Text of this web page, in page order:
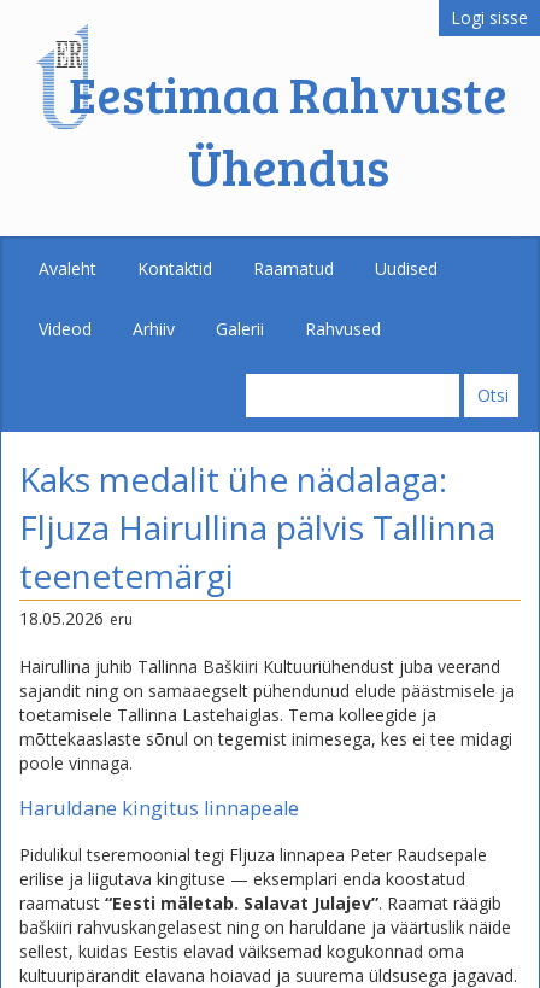
Logi sisse
Eestimaa Rahvuste
Ühendus
Avaleht Kontaktid Raamatud Uudised
Videod Arhiiv Galerii Rahvused
Kaks medalit ühe nädalaga:
Fljuza Hairullina pälvis Tallinna
teenetemärgi
18.05.2026 eru
Hairullina juhib Tallinna Baškiiri Kultuuriühendust juba veerand
sajandit ning on samaaegselt pühendunud elude päästmisele ja
toetamisele Tallinna Lastehaiglas. Tema kolleegide ja
mõttekaaslaste sõnul on tegemist inimesega, kes ei tee midagi
poole vinnaga.
Haruldane kingitus linnapeale
Pidulikul tseremoonial tegi Fljuza linnapea Peter Raudsepale
erilise ja liigutava kingituse — eksemplari enda koostatud
raamatust “Eesti mäletab. Salavat Julajev”. Raamat räägib
baškiiri rahvuskangelasest ning on haruldane ja väärtuslik näide
sellest, kuidas Eestis elavad väiksemad kogukonnad oma
kultuuripärandit elavana hoiavad ja suurema üldsusega jagavad.